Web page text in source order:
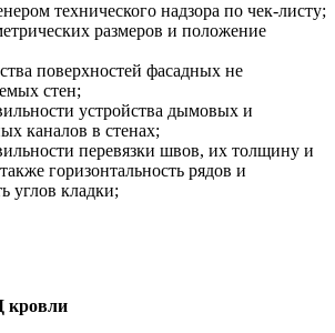
технического надзора по чек-листу;
размеров и положение
поверхностей фасадных не
стен;
устройства дымовых и
каналов в стенах;
перевязки швов, их толщину и
горизонтальность рядов и
углов кладки;
кровли